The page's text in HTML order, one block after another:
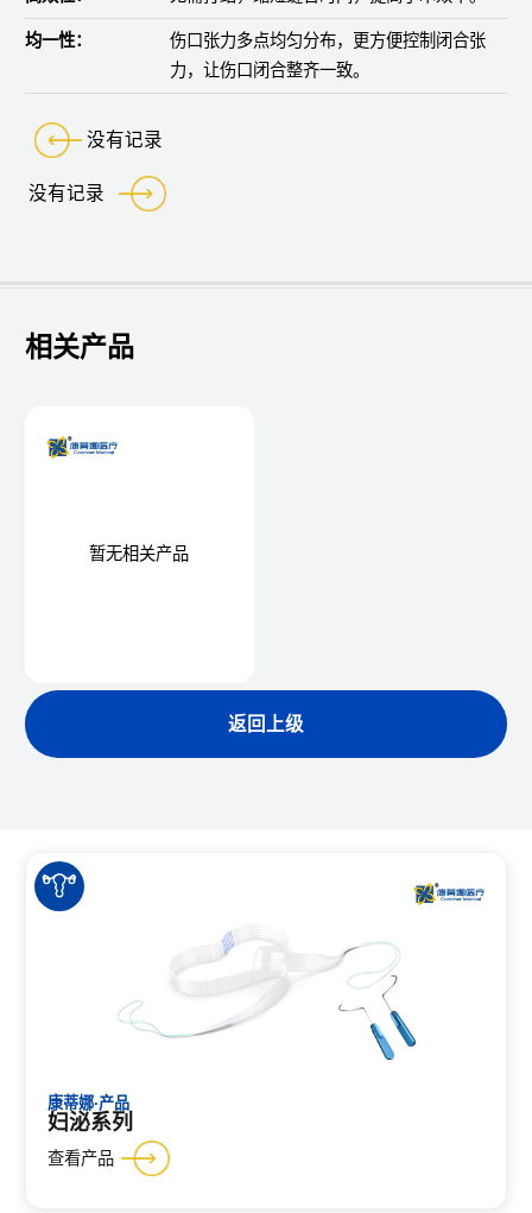
均一性：
伤口张力多点均匀分布，更方便控制闭合张
力，让伤口闭合整齐一致。
没有记录
没有记录
相关产品
暂无相关产品
返回上级
康蒂娜·产品
妇泌系列
查看产品